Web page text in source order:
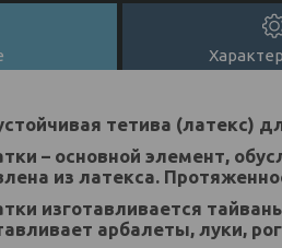
тетива (латекс)
– основной элемент,
из латекса.
изготавливается
арбалеты, луки,